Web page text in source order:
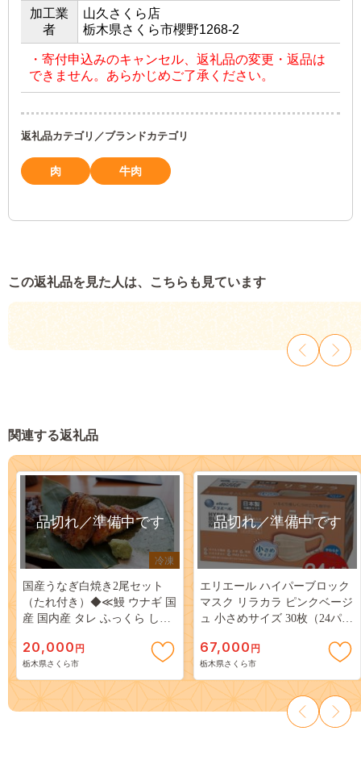
加工業
者
山久さくら店
栃木県さくら市櫻野1268-2
・寄付申込みのキャンセル、返礼品の変更・返品は
できません。あらかじめご了承ください。
返礼品カテゴリ／ブランドカテゴリ
肉 牛肉
この返礼品を見た人は、こちらも見ています
関連する返礼品
冷凍
品切れ／準備中です
国産うなぎ白焼き2尾セット
（たれ付き）◆≪鰻 ウナギ 国
産 国内産 タレ ふっくら しら
※着日指定送不可◇
20,000 円
栃木県さくら市
品切れ／準備中です
エリエール ハイパーブロック
マスク リラカラ ピンクベージ
ュ 小さめサイズ 30枚（24パッ
飛沫 かぜ 花粉 ハウスダスト
PM2.5 まとめ買い◇
67,000 円
栃木県さくら市